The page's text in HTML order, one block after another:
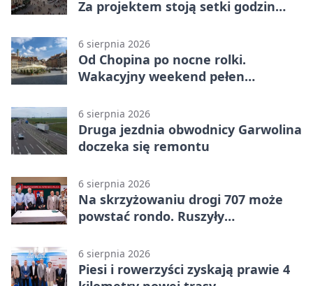
Za projektem stoją setki godzin
6 sierpnia 2026
Od Chopina po nocne rolki.
Wakacyjny weekend pełen
6 sierpnia 2026
Druga jezdnia obwodnicy Garwolina
doczeka się remontu
6 sierpnia 2026
Na skrzyżowaniu drogi 707 może
powstać rondo. Ruszyły
6 sierpnia 2026
Piesi i rowerzyści zyskają prawie 4